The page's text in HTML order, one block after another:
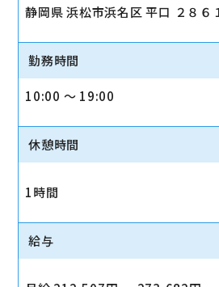
静岡県 浜松市浜名区 平口 ２８
勤務時間
10:00 〜 19:00
休憩時間
1時間
給与